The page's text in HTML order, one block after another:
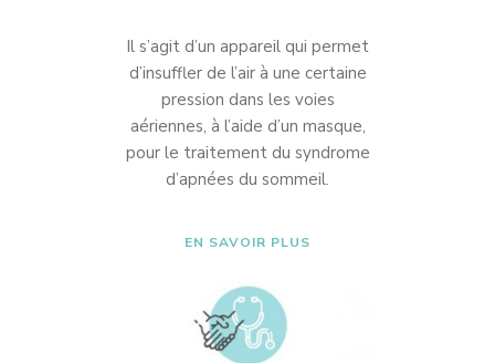
Il s’agit d’un appareil qui permet
d’insuffler de l’air à une certaine
pression dans les voies
aériennes, à l’aide d’un masque,
pour le traitement du syndrome
d’apnées du sommeil.
EN SAVOIR PLUS